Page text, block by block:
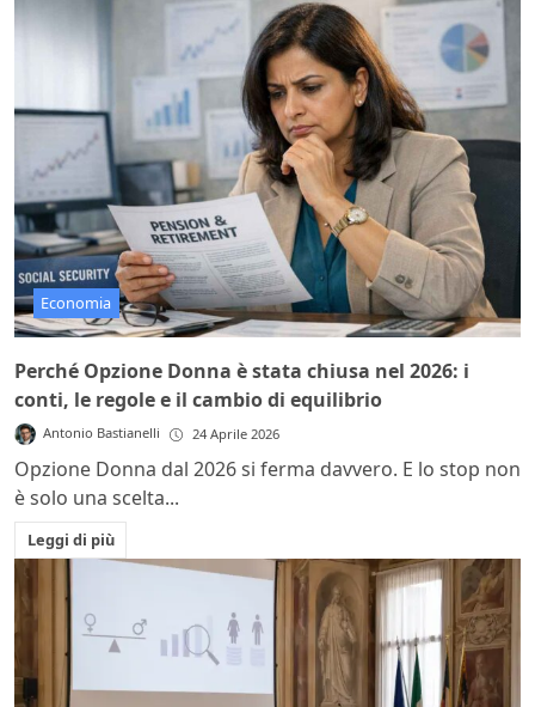
Economia
Perché Opzione Donna è stata chiusa nel 2026: i
conti, le regole e il cambio di equilibrio
Antonio Bastianelli 24 Aprile 2026
Opzione Donna dal 2026 si ferma davvero. E lo stop non
è solo una scelta...
Leggi di più